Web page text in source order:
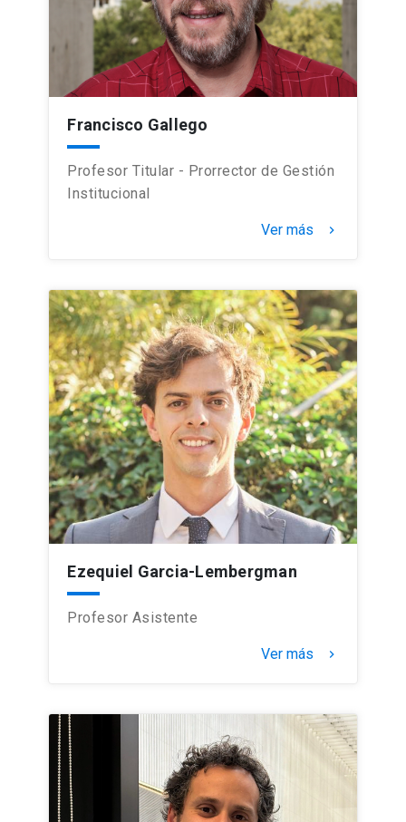
Francisco Gallego
Profesor Titular - Prorrector de Gestión
Institucional
Ver más keyboard_arrow_right
Ezequiel Garcia-Lembergman
Profesor Asistente
Ver más keyboard_arrow_right